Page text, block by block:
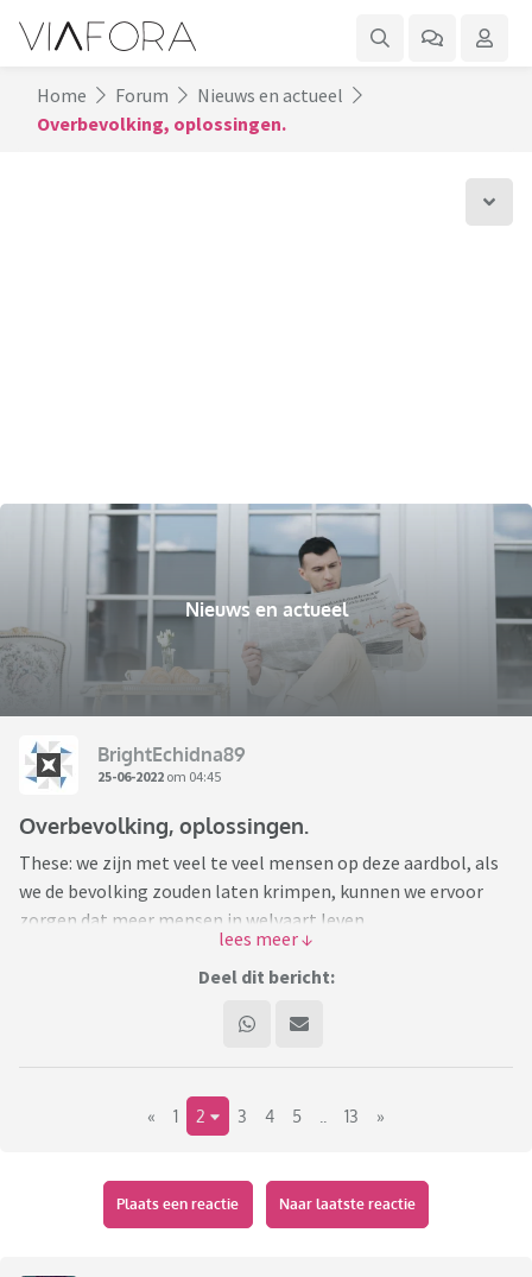
Home Forum
Nieuws en actueel
Overbevolking, oplossingen.
Nieuws en actueel
BrightEchidna89
25-06-2022 om 04:45
Overbevolking, oplossingen.
These: we zijn met veel te veel mensen op deze aardbol, als
we de bevolking zouden laten krimpen, kunnen we ervoor
zorgen dat meer mensen in welvaart leven.
Vraag: hoe kunnen we dit op een humane manier bereiken en
Mijn voorstel: gratis anticonceptiemiddelen, betere educatie
voor vrouwen, afschaffing van kindergeld en invoering
kindvrije premie, verplichte vasectomie bij 16 jarige jongens
van de pil van Drion, stopzetten van zware medische
behandelingen bij personen ouder dan 75, ...
Deel dit bericht:
« 1 2 3 4 5 13 »
Plaats een reactie Naar laatste reactie